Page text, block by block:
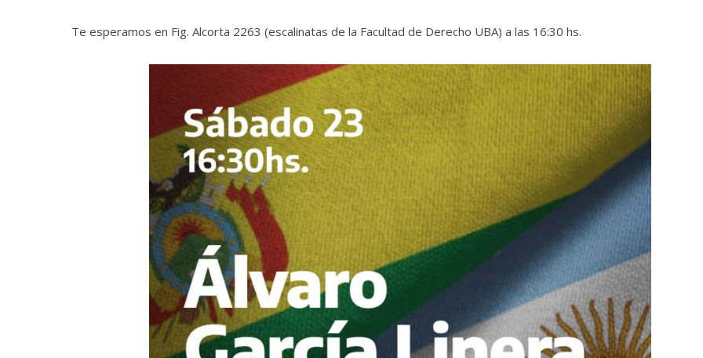
Te esperamos en Fig. Alcorta 2263 (escalinatas de la Facultad de Derecho UBA) a las 16:30 hs.